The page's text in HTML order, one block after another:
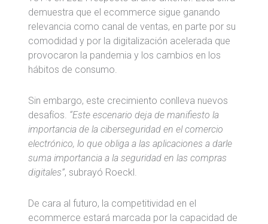
demuestra que el ecommerce sigue ganando
relevancia como canal de ventas, en parte por su
comodidad y por la digitalización acelerada que
provocaron la pandemia y los cambios en los
hábitos de consumo.
Sin embargo, este crecimiento conlleva nuevos
desafíos. “Este escenario deja de manifiesto la
importancia de la ciberseguridad en el comercio
electrónico, lo que obliga a las aplicaciones a darle
suma importancia a la seguridad en las compras
digitales”, subrayó Roeckl.
De cara al futuro, la competitividad en el
ecommerce estará marcada por la capacidad de